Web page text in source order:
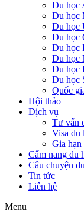
Du học
Du học
Du học
Du học
Du học
Du học
Du học
Du học
Quốc
Hội thảo
Dịch vụ
Tư vấn
Visa du
Gia hạn
Cẩm nang du
Câu chuyện
Tin tức
Liên hệ
Menu